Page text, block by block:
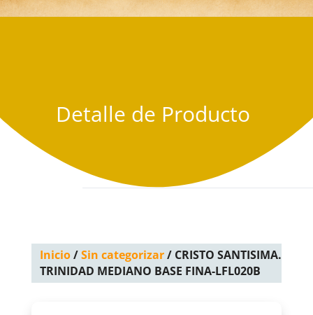
Detalle de Producto
Inicio/Sin categorizar/ CRISTO SANTISIMA.
TRINIDAD MEDIANO BASE FINA-LFL020B